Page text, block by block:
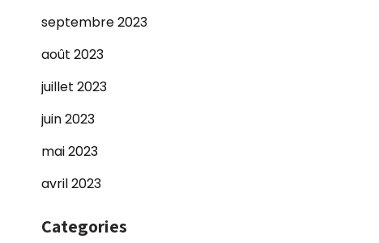
septembre 2023
août 2023
juillet 2023
juin 2023
mai 2023
avril 2023
Categories